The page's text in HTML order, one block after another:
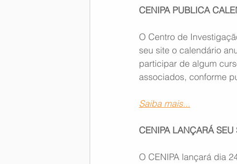
CENIPA PUBLICA
O Centro de
seu site o calendário
participar de algum
associados, conforme
Saiba mais...
CENIPA LANÇARÁ
O CENIPA lançará dia